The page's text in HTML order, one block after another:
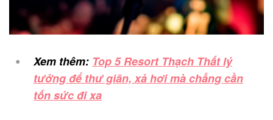
Xem thêm: Top 5 Resort Thạch Thất lý
tưởng để thư giãn, xả hơi mà chẳng cần
tốn sức đi xa